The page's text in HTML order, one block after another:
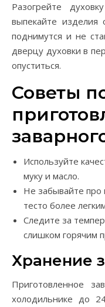
Разогрейте
выпекайте
поднимутся и не
дверцу духовки в
опуститься.
Советы
Используйте
муку и масло.
Не забывайте про
тесто более
Следите за
слишком горячим
Хранение
Приготовленное
холодильнике до